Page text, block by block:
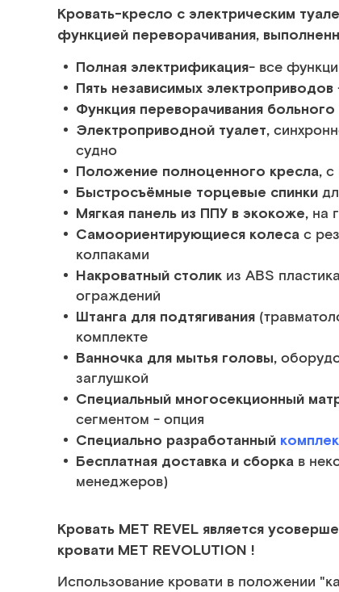
Кровать-кресло с электрическим
функцией переворачивания,
Полная электрификация- все
Пять независимых электроприводов
Функция переворачивания больного
Электроприводной туалет,
судно
Положение полноценного кресла, с
Быстросъёмные торцевые спинки
Мягкая панель из ППУ в экокоже, на
Самоориентирующиеся колеса с
колпаками
Накроватный столик из АВS
ограждений
Штанга для подтягивания
комплекте
Ванночка для мытья головы,
заглушкой
Специальный многосекционный
сегментом - опция
Специально разработанный
Бесплатная доставка и сборка в
менеджеров)
Кровать MET REVEL является
кровати МЕТ RЕVОLUТIОN !
Использование кровати в положении